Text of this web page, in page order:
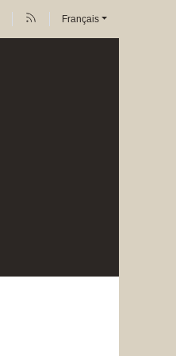
Français